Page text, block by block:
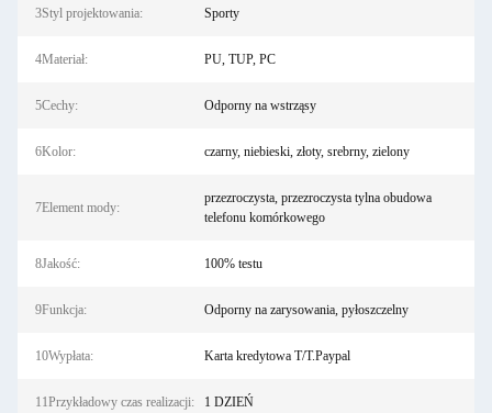
3Styl projektowania: Sporty
4Materiał: PU, TUP, PC
5Cechy: Odporny na wstrząsy
6Kolor: czarny, niebieski, złoty, srebrny, zielony
7Element mody:
przezroczysta, przezroczysta tylna obudowa
telefonu komórkowego
8Jakość: 100% testu
9Funkcja: Odporny na zarysowania, pyłoszczelny
10Wypłata: Karta kredytowa T/T.Paypal
11Przykładowy czas realizacji: 1 DZIEŃ